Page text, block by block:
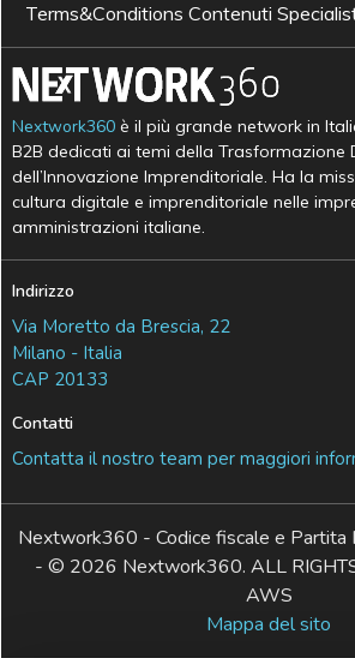
Terms&Conditions Contenuti
Nextwork360 è il più grande network in
B2B dedicati ai temi della Trasformazione
dell’Innovazione Imprenditoriale. Ha la
cultura digitale e imprenditoriale nelle
amministrazioni italiane.
Indirizzo
Via Moretto da Brescia, 22
Milano - Italia
CAP 20133
Contatti
Contatta il nostro team per maggiori
Nextwork360 - Codice fiscale e
- © 2026 Nextwork360. ALL
AWS
Mappa del sito